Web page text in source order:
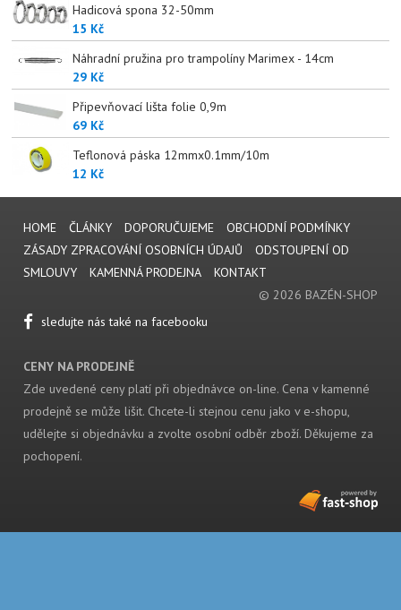
Hadicová spona 32-50mm
15 Kč
Náhradní pružina pro trampolíny Marimex - 14cm
29 Kč
Připevňovací lišta folie 0,9m
69 Kč
Teflonová páska 12mmx0.1mm/10m
12 Kč
HOME ČLÁNKY DOPORUČUJEME
OBCHODNÍ PODMÍNKY
ZÁSADY ZPRACOVÁNÍ OSOBNÍCH ÚDAJŮ
ODSTOUPENÍ OD
SMLOUVY
KAMENNÁ PRODEJNA
KONTAKT
© 2026 BAZÉN-SHOP
sledujte nás také na facebooku
CENY NA PRODEJNĚ
Zde uvedené ceny platí při objednávce on-line. Cena v kamenné
prodejně se může lišit. Chcete-li stejnou cenu jako v e-shopu,
udělejte si objednávku a zvolte osobní odběr zboží. Děkujeme za
pochopení.